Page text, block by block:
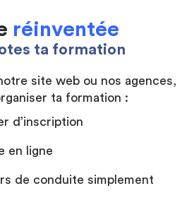
réinventée
ta formation
site web ou nos agences,
ta formation :
d’inscription
en ligne
de conduite simplement